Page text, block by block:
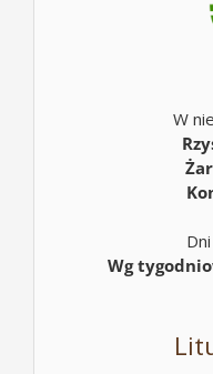
W
Wg